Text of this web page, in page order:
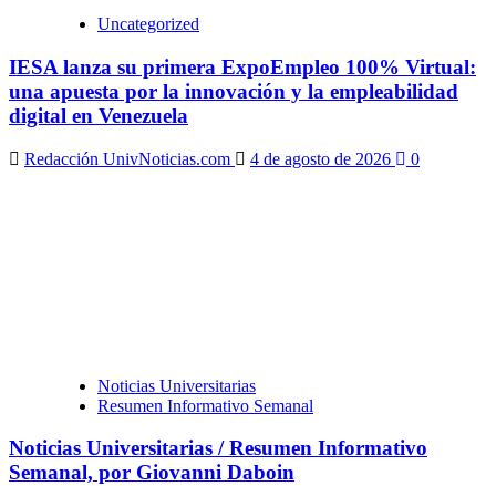
Uncategorized
IESA lanza su primera ExpoEmpleo 100% Virtual:
una apuesta por la innovación y la empleabilidad
digital en Venezuela
Redacción UnivNoticias.com 4 de agosto de 2026 0
Noticias Universitarias
Resumen Informativo Semanal
Noticias Universitarias / Resumen Informativo
Semanal, por Giovanni Daboin